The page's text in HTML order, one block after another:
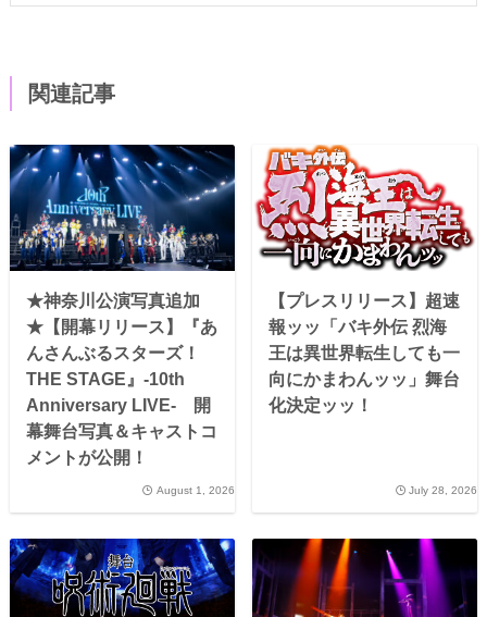
関連記事
★神奈川公演写真追加
★【開幕リリース】『あ
んさんぶるスターズ！
THE STAGE』-10th
Anniversary LIVE- 開
幕舞台写真＆キャストコ
メントが公開！
August 1, 2026
【プレスリリース】超速
報ッッ「バキ外伝 烈海
王は異世界転生しても一
向にかまわんッッ」舞台
化決定ッッ！
July 28, 2026